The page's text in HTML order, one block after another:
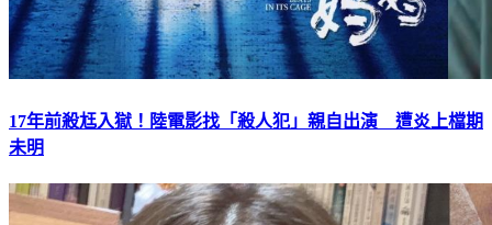
17年前殺尪入獄！陸電影找「殺人犯」親自出演 遭炎上檔期
未明